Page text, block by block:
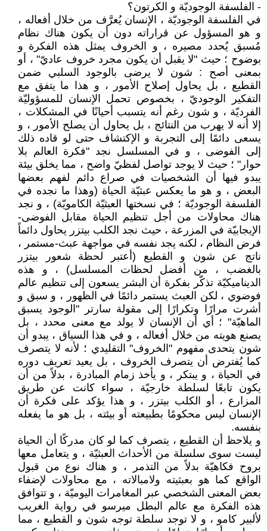
- الفلسفة الوجوديّة و الكرتون؟
في الفلسفة الوجوديّة ، الإنسان يُعرَّف من خلال أفعاله ،
و هو المسؤول عن قراراته دون أن يكون هناك نظام
مُسبق يُحدد مصيره ، و الخروف يمثل هذه الفكرة و
بوضوح ؛ حيث "لا يقبل أن يكون مجرد خروف عاديّ" ، أو
بمعنى أصح : شون لا يرضى بالوجود السلبي ضمن
القطيع ، بل يحاول إصلاح الأمور ، و هذا ما يتفق مع
التفكير الوجوديّ ، بخصوص تحمل الإنسان للمسؤوليّة
الفرديّة ، و شون رغم أنه يتسبب أحيانًا في المشكلات ،
إلا أنه لا يهرب من النتائج ، بل يحاول أن يصلح الأمور ، و
يسعى دائمًا إلى التجربة و الإكتشاف حتى لو قاده ذلك
إلى الفوضى ، و في المسلسل نجد "فكرة العالم بلا
حوار" ؛ حيث لا يوجد تواصل لفظيّ واضح ، مما يخلق بيئة
يبدو فيها أن الشخصيات في صراع دائم لفهم بعضها
البعض ، و هو ما يعكس عبثيّة الحياة (وهذا ما نجده في
الفلسفة الوجوديّة ؛ في نسختها العبثيّة الكامويّة) ، و نجد
هناك محاولات من أجل تنظيم الحياة مقابل الفوضى-
الإيجابيّة في المزرعة ، حيث نجد الكلب بيتزر يحاول دائماً
فرض النظام ، لكنه يجد نفسه في مواجهة عبث-مستمر ،
ناتج عن شون و القطيع (أعتبر لحظة شعور بيتزر
بالغضب ، من أفضل لحظات المسلسل) ، و هذه
الديناميكيّة تذكّر بفكرة أن البشر يسعون إلى تنظيم عالم
فوضوي ، لكن العبث يستمر دائمًا في الظهور ، و سبق و
أشرت مرارًا وتكرارًا إلى مقولة سارتر "الوجود يسبق
الماهيّة" ؛ أي أن الإنسان لا يولد مع معنى محدد ، بل
يصنع هويته من خلال أفعاله ، و في هذا السياق ، يبدو أن
شون يتحدى مفهوم "الخروف" التقليدي ؛ لأنه لا يتصرف
كما يُفترض أن يتصرف الخروف ، بل يعيد تعريف دوره
في الحياة ، و يبتكر ، و يأخذ زمام المبادرة ، بدلاً من أن
يكون تابعًا لسلطة خارجيّة ، سواء كانت عن طريق
المزارع ، أو الكلب بيتزر ، و هذا يؤكد على فكرة أن
الإنسان ليس محكومًا بطبيعته أو بيئته ، بل هو ما يفعله
بنفسه.
و يلاحظ أن القطيع ، يتصرف كما لو كان مدركًا أن الحياة
ليست سوى سلسلة من الأحداث العبثيّة ، و يتعامل معها
بروح فكاهيّة بدلاً من التذمر ، و هناك نوع من قبول
الواقع كما هو بعبثيته ولامبالاته ، مع محاولات لإضفاء
بعض المعنى الشخصي عبر المغامرات اليوميّة ، و تتوافق
هذه الفكرة مع عالم البطل ميرسو في رواية الغريب
لألبير كامو ، و لا توجد سلطة توجه شون و القطيع ، مما